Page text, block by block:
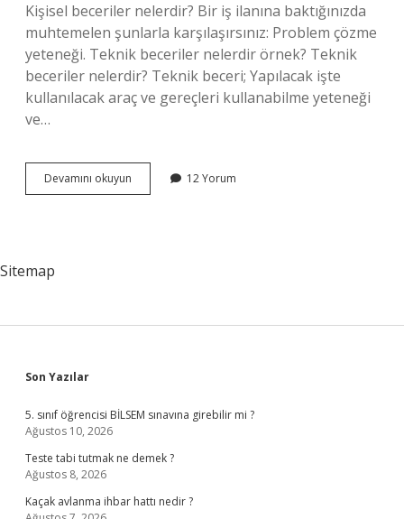
Kişisel beceriler nelerdir? Bir iş ilanına baktığınızda
muhtemelen şunlarla karşılaşırsınız: Problem çözme
yeteneği. Teknik beceriler nelerdir örnek? Teknik
beceriler nelerdir? Teknik beceri; Yapılacak işte
kullanılacak araç ve gereçleri kullanabilme yeteneği
ve…
Devamını okuyun
De
12 Yorum
Sitemap
Sidebar
Son Yazılar
5. sınıf öğrencisi BİLSEM sınavına girebilir mi ?
Ağustos 10, 2026
Teste tabi tutmak ne demek ?
Ağustos 8, 2026
Kaçak avlanma ihbar hattı nedir ?